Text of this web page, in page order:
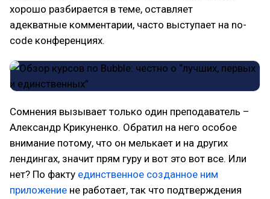
хорошо разбирается в теме, оставляет
адекватные комментарии, часто выступает на no-
code конференциях.
Сомнения вызывает только один преподаватель –
Александр Крикуненко. Обратил на него особое
внимание потому, что он мелькает и на других
лендингах, значит прям гуру и вот это вот все. Или
нет? По факту единственное созданное ним
приложение не работает, так что подтверждения